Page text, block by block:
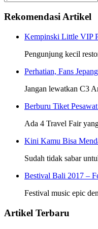
Rekomendasi Artikel
Kempinski Little VIP
Pengunjung kecil
Perhatian, Fans
Jangan lewatkan C3
Berburu Tiket
Ada 4 Travel Fair
Kini Kamu Bisa
Sudah tidak sabar
Bestival Bali 2017 –
Festival music epic
Artikel Terbaru